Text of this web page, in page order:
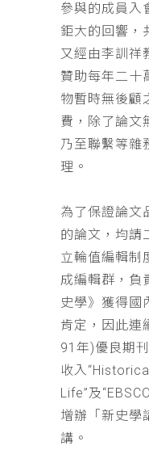
參與的成員入
鉅大的回響，
又經由李訓祥
贊助每年二十
物暫時無後顧
費，除了論文
乃至聯繫等雜
理。
為了保證論文
的論文，均請
立輪值編輯制
成編輯群，負
史學》獲得國
肯定，因此連
91年)優良期
收入
Life”及
增辦「新史學
講。